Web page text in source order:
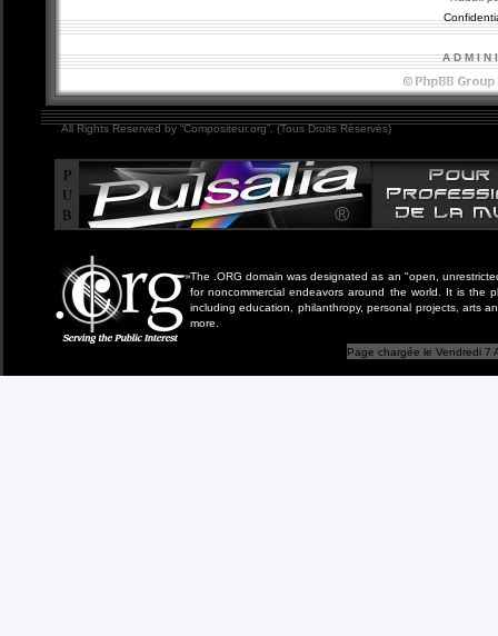
A D M I N
All Rights Reserved by “Compositeur.org”. (Tous Droits Réservés)
P
U
B
The .ORG domain was designated as an "open,
for noncommercial endeavors around the world. It is the
including education, philanthropy, personal projects, arts
more.
Page chargée le Vendredi 7